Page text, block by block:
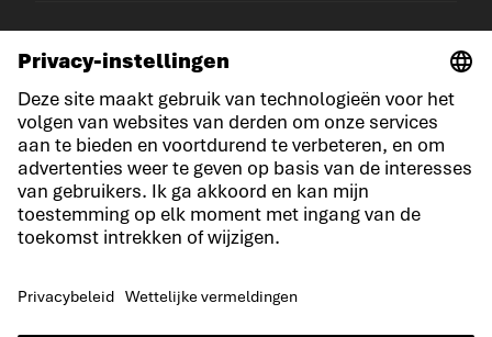
© LOWA Sportschuhe GmbH
Aankondiging
Privacy
Cookies
Concurrentievoorwaarden